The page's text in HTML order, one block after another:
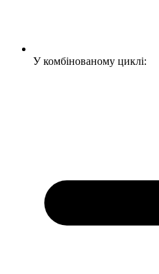
У комбінованому циклі: